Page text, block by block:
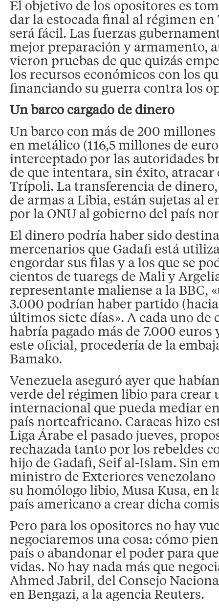
El objetivo de los opositores es
dar la estocada final al régimen
será fácil. Las fuerzas
mejor preparación y armamento,
vieron pruebas de que quizás
los recursos económicos con los
financiando su guerra contra los
Un barco cargado de dinero
Un barco con más de 200
en metálico (116,5 millones de
interceptado por las autoridades
de que intentara, sin éxito, atracar
Trípoli. La transferencia de
de armas a Libia, están sujetas al
por la ONU al gobierno del país
El dinero podría haber sido
mercenarios que Gadafi está
engordar sus filas y a los que se
cientos de tuaregs de Mali y
representante maliense a la BBC,
3.000 podrían haber partido
últimos siete días». A cada uno de
habría pagado más de 7.000 euros
este oficial, procedería de la
Bamako.
Venezuela aseguró ayer que
verde del régimen libio para crear
internacional que pueda mediar
país norteafricano. Caracas hizo
Liga Árabe el pasado jueves,
rechazada tanto por los rebeldes
hijo de Gadafi, Seif al-Islam. Sin
ministro de Exteriores venezolano
su homólogo libio, Musa Kusa, en
país americano a crear dicha
Pero para los opositores no hay
negociaremos una cosa: cómo
país o abandonar el poder para
vidas. No hay nada más que
Ahmed Jabril, del Consejo
en Bengazi, a la agencia Reuters.